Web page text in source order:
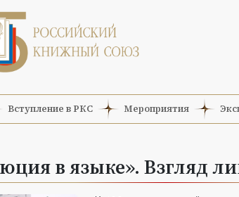
Вступление в РКС Мероприятия
в языке». Взгляд